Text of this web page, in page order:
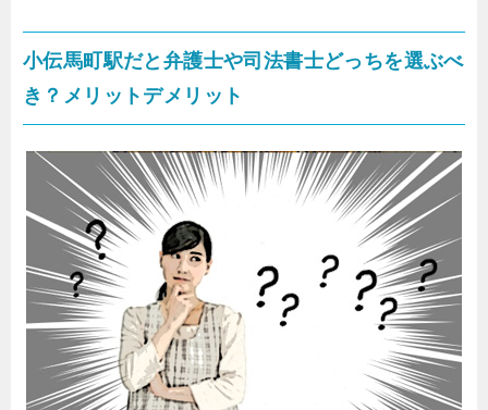
小伝馬町駅だと弁護士や司法書士どっちを選ぶべ
き？メリットデメリット